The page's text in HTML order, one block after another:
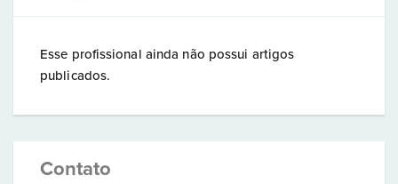
Esse profissional ainda não possui artigos
publicados.
Contato